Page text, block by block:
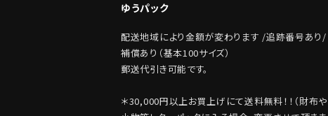
ゆうパック
配送地域により金額が変わります /追跡番号あり/
補償あり（基本100サイズ）
郵送代引き可能です。
＊30,000円以上お買上げにて送料無料！！（財布や